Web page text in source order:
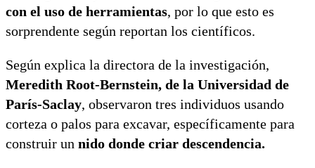
con el uso de herramientas, por lo que esto es
sorprendente según reportan los científicos.
Según explica la directora de la investigación,
Meredith Root-Bernstein, de la Universidad de
París-Saclay, observaron tres individuos usando
corteza o palos para excavar, específicamente para
construir un nido donde criar descendencia.